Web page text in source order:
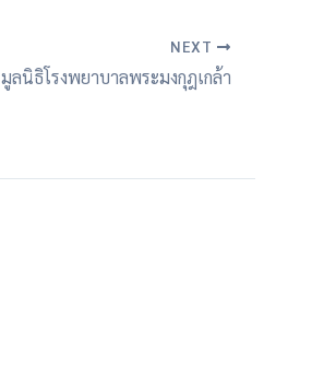
NEXT
มูลนิธิโรงพยาบาลพระมงกุฎเกล้า